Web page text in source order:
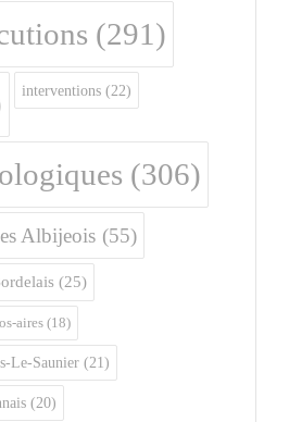
(291)
interventions (22)
(306)
Albijeois (55)
(25)
aires (18)
Le-Saunier (21)
(20)